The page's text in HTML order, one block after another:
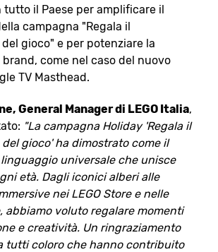
il Paese per amplificare il
campagna "Regala il
gioco" e per potenziare la
come nel caso del nuovo
TV Masthead.
General Manager di LEGO Italia,
"La campagna Holiday 'Regala il
gioco' ha dimostrato come il
universale che unisce
età. Dagli iconici alberi alle
nei LEGO Store e nelle
abbiamo voluto regalare momenti
e creatività. Un ringraziamento
tutti coloro che hanno contribuito